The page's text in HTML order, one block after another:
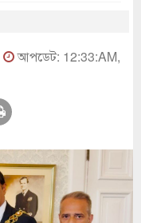
আপডেট: 12:33:AM,